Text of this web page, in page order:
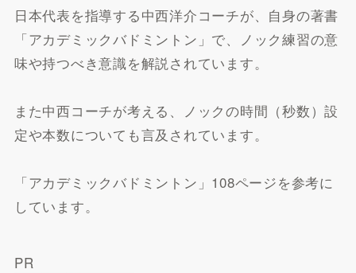
日本代表を指導する中西洋介コーチが、自身の著書
「アカデミックバドミントン」で、ノック練習の意
味や持つべき意識を解説されています。
また中西コーチが考える、ノックの時間（秒数）設
定や本数についても言及されています。
「アカデミックバドミントン」108ページを参考に
しています。
PR